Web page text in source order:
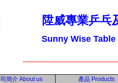
陞威專業乒乓
Sunny Wise
簡介 About us 產品 Products